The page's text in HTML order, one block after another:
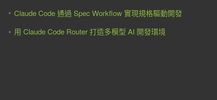
Claude Code 通過 Spec Workflow 實現規格驅動開發
用 Claude Code Router 打造多模型 AI 開發環境